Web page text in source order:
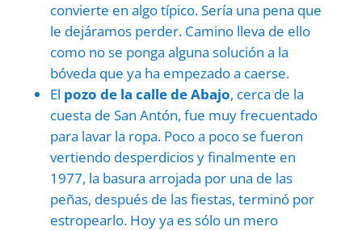
convierte en algo típico. Sería una pena que
le dejáramos perder. Camino lleva de ello
como no se ponga alguna solución a la
bóveda que ya ha empezado a caerse.
El pozo de la calle de Abajo, cerca de la
cuesta de San Antón, fue muy frecuentado
para lavar la ropa. Poco a poco se fueron
vertiendo desperdicios y finalmente en
1977, la basura arrojada por una de las
peñas, después de las fiestas, terminó por
estropearlo. Hoy ya es sólo un mero